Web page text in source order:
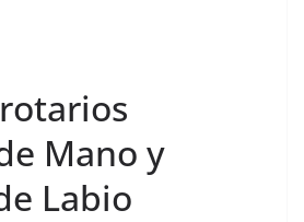
Mano y
Labio